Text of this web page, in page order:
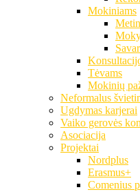
Mokiniams
Tėvams
Mokinių
Neformalus
Ugdymas karjerai
Vaiko gerovės
Asociacija
Projektai
Nordplus
Erasmus+
Comenius